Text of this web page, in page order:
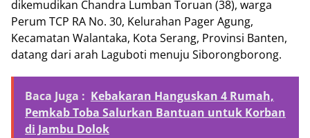
dikemudikan Chandra Lumban Toruan (38), warga
Perum TCP RA No. 30, Kelurahan Pager Agung,
Kecamatan Walantaka, Kota Serang, Provinsi Banten,
datang dari arah Laguboti menuju Siborongborong.
Baca Juga : Kebakaran Hanguskan 4 Rumah,
Pemkab Toba Salurkan Bantuan untuk Korban
di Jambu Dolok